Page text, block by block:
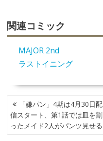
関連コミック
MAJOR 2nd
ラストイニング
投
稿
ナ
ビ
「嫌パン」4期は4月30日配
信スタート、第1話では皿を割
ったメイド2人がパンツ見せる